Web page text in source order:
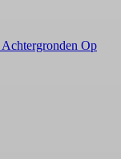
Achtergronden Op